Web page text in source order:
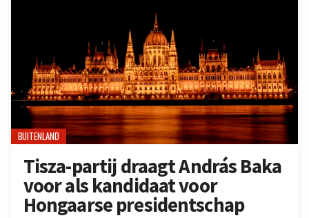
BUITENLAND
Tisza-partij draagt András Baka
voor als kandidaat voor
Hongaarse presidentschap